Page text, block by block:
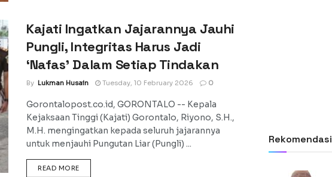
Kajati Ingatkan Jajarannya Jauhi
Pungli, Integritas Harus Jadi
‘Nafas’ Dalam Setiap Tindakan
By Lukman Husain Tuesday, 10 February 2026 0
Gorontalopost.co.id, GORONTALO -- Kepala
Kejaksaan Tinggi (Kajati) Gorontalo, Riyono, S.H.,
M.H. mengingatkan kepada seluruh jajarannya
untuk menjauhi Pungutan Liar (Pungli) ...
READ MOREDETAILS
Rekomendasi